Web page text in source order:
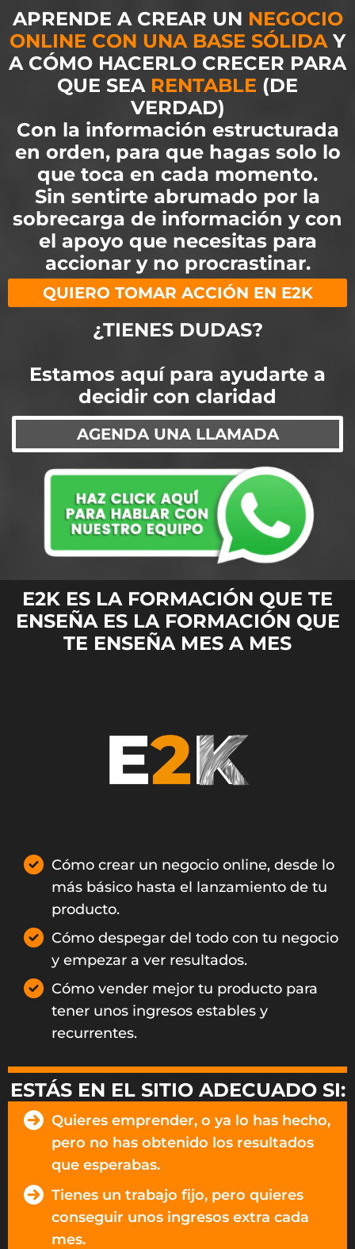
APRENDE A CREAR UN NEGOCIO
ONLINE CON UNA BASE SÓLIDA​Y
A CÓMO HACERLO CRECER PARA
QUE SEA RENTABLE (DE
VERDAD)
Con la información estructurada
en orden, para que hagas solo lo
que toca en cada momento.
Sin sentirte abrumado por la
sobrecarga de información y con
el apoyo que necesitas para
accionar y no procrastinar.
QUIERO TOMAR ACCIÓN EN E2K
¿TIENES DUDAS?
​Estamos aquí para ayudarte a
decidir con claridad
AGENDA UNA LLAMADA
E2K ES LA FORMACIÓN QUE TE
ENSEÑA ES LA FORMACIÓN QUE
TE ENSEÑA MES A MES
Cómo crear un negocio online, desde lo
más básico hasta el lanzamiento de tu
producto.
Cómo despegar del todo con tu negocio
y empezar a ver resultados.
Cómo vender mejor tu producto para
tener unos ingresos estables y
recurrentes.
ESTÁS EN EL SITIO ADECUADO SI:
Quieres emprender, o ya lo has hecho,
pero no has obtenido los resultados
que esperabas.
Tienes un trabajo fijo, pero quieres
conseguir unos ingresos extra cada
mes​.